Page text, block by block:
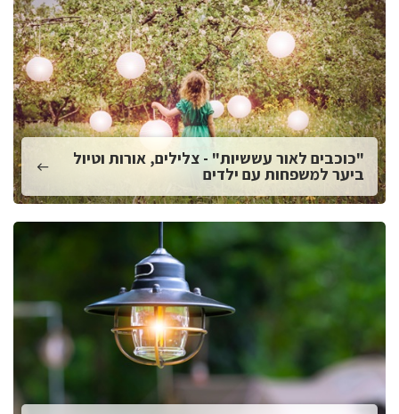
"כוכבים לאור עששיות" - צלילים, אורות וטיול
ביער למשפחות עם ילדים